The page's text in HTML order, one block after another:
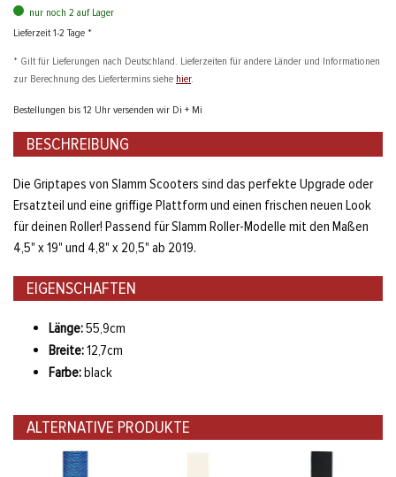
nur noch 2 auf Lager
Lieferzeit 1-2 Tage *
* Gilt für Lieferungen nach Deutschland. Lieferzeiten für andere Länder und Informationen
zur Berechnung des Liefertermins siehe hier.
Bestellungen bis 12 Uhr versenden wir Di + Mi
BESCHREIBUNG
Die Griptapes von Slamm Scooters sind das perfekte Upgrade oder
Ersatzteil und eine griffige Plattform und einen frischen neuen Look
für deinen Roller! Passend für Slamm Roller-Modelle mit den Maßen
4,5" x 19" und 4,8" x 20,5" ab 2019.
EIGENSCHAFTEN
Länge:55,9cm
Breite:12,7cm
Farbe:black
ALTERNATIVE PRODUKTE